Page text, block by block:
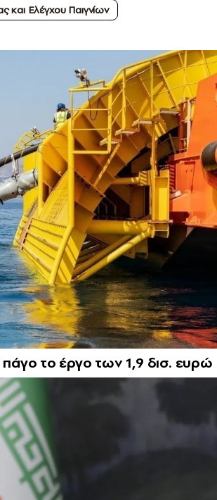
και Ελέγχου Παιγνίων
πάγο το έργο των 1,9 δισ. ευρώ